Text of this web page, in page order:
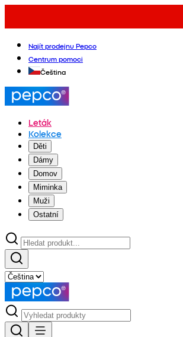
Najít prodejnu Pepco
Centrum pomoci
Čeština
Leták
Kolekce
Děti
Dámy
Domov
Miminka
Muži
Ostatní